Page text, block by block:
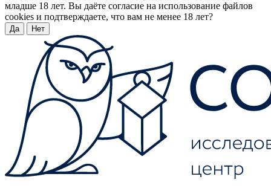
младше 18 лет. Вы даёте согласие на использование файлов
cookies и подтверждаете, что вам не менее 18 лет?
Да Нет